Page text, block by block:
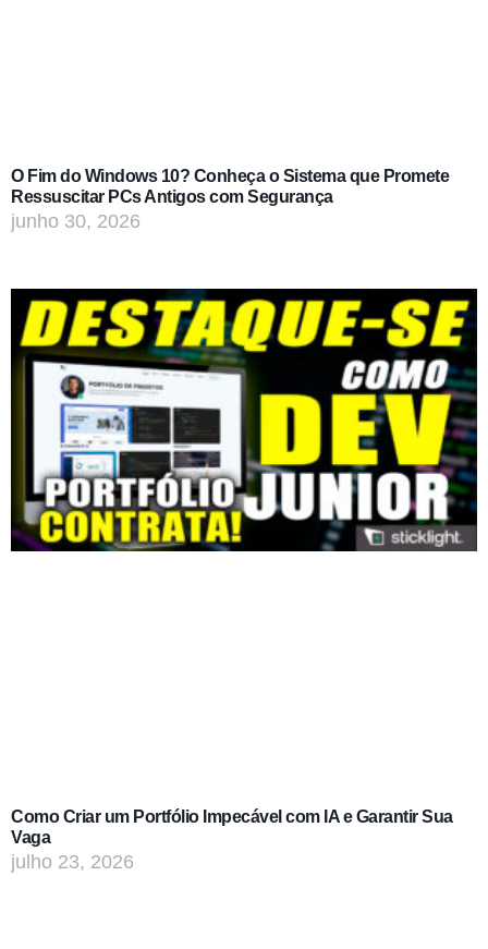
O Fim do Windows 10? Conheça o Sistema que Promete
Ressuscitar PCs Antigos com Segurança
junho 30, 2026
Como Criar um Portfólio Impecável com IA e Garantir Sua
Vaga
julho 23, 2026